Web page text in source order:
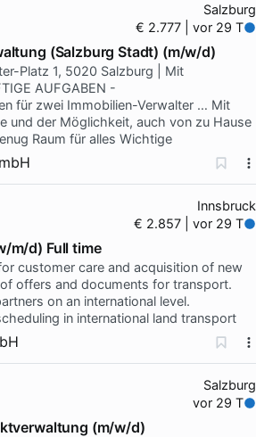
Salzburg
€ 2.777 | vor 29 T
(Salzburg Stadt) (m/w/d)
Platz 1, 5020 Salzburg | Mit
AUFGABEN -
für zwei Immobilien-Verwalter … Mit
und der Möglichkeit, auch von zu Hause
Raum für alles Wichtige
Innsbruck
€ 2.857 | vor 29 T
m/d) Full time
customer care and acquisition of new
offers and documents for transport.
on an international level.
in international land transport
Salzburg
vor 29 T
(m/w/d)